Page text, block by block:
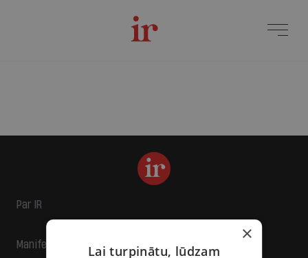
Par IR
Manifests
×
Lai turpinātu, lūdzam